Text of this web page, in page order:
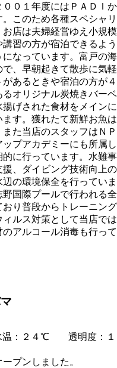
０１年度にはＰＡＤＩか
このため各種スペシャリ
店は夫婦経営ゆえ小規模
習の方が宿泊できるよう
なっています。富戸の海
、早朝起きて散歩に気軽
あるときや宿泊の方が４
オリジナル炭焼きバーベ
げされた食材をメインに
す。獲れたて新鮮お魚は
た当店のスタッフはＮＰ
プアカデミーにも所属し
に行っています。水難事
、ダイビング技術向上の
の環境保全を行っていま
国際プールで行われる全
り普段からトレーニング
ルス対策として当店では
アルコール消毒も行って
：２４℃ 透明度：１
プンしました。